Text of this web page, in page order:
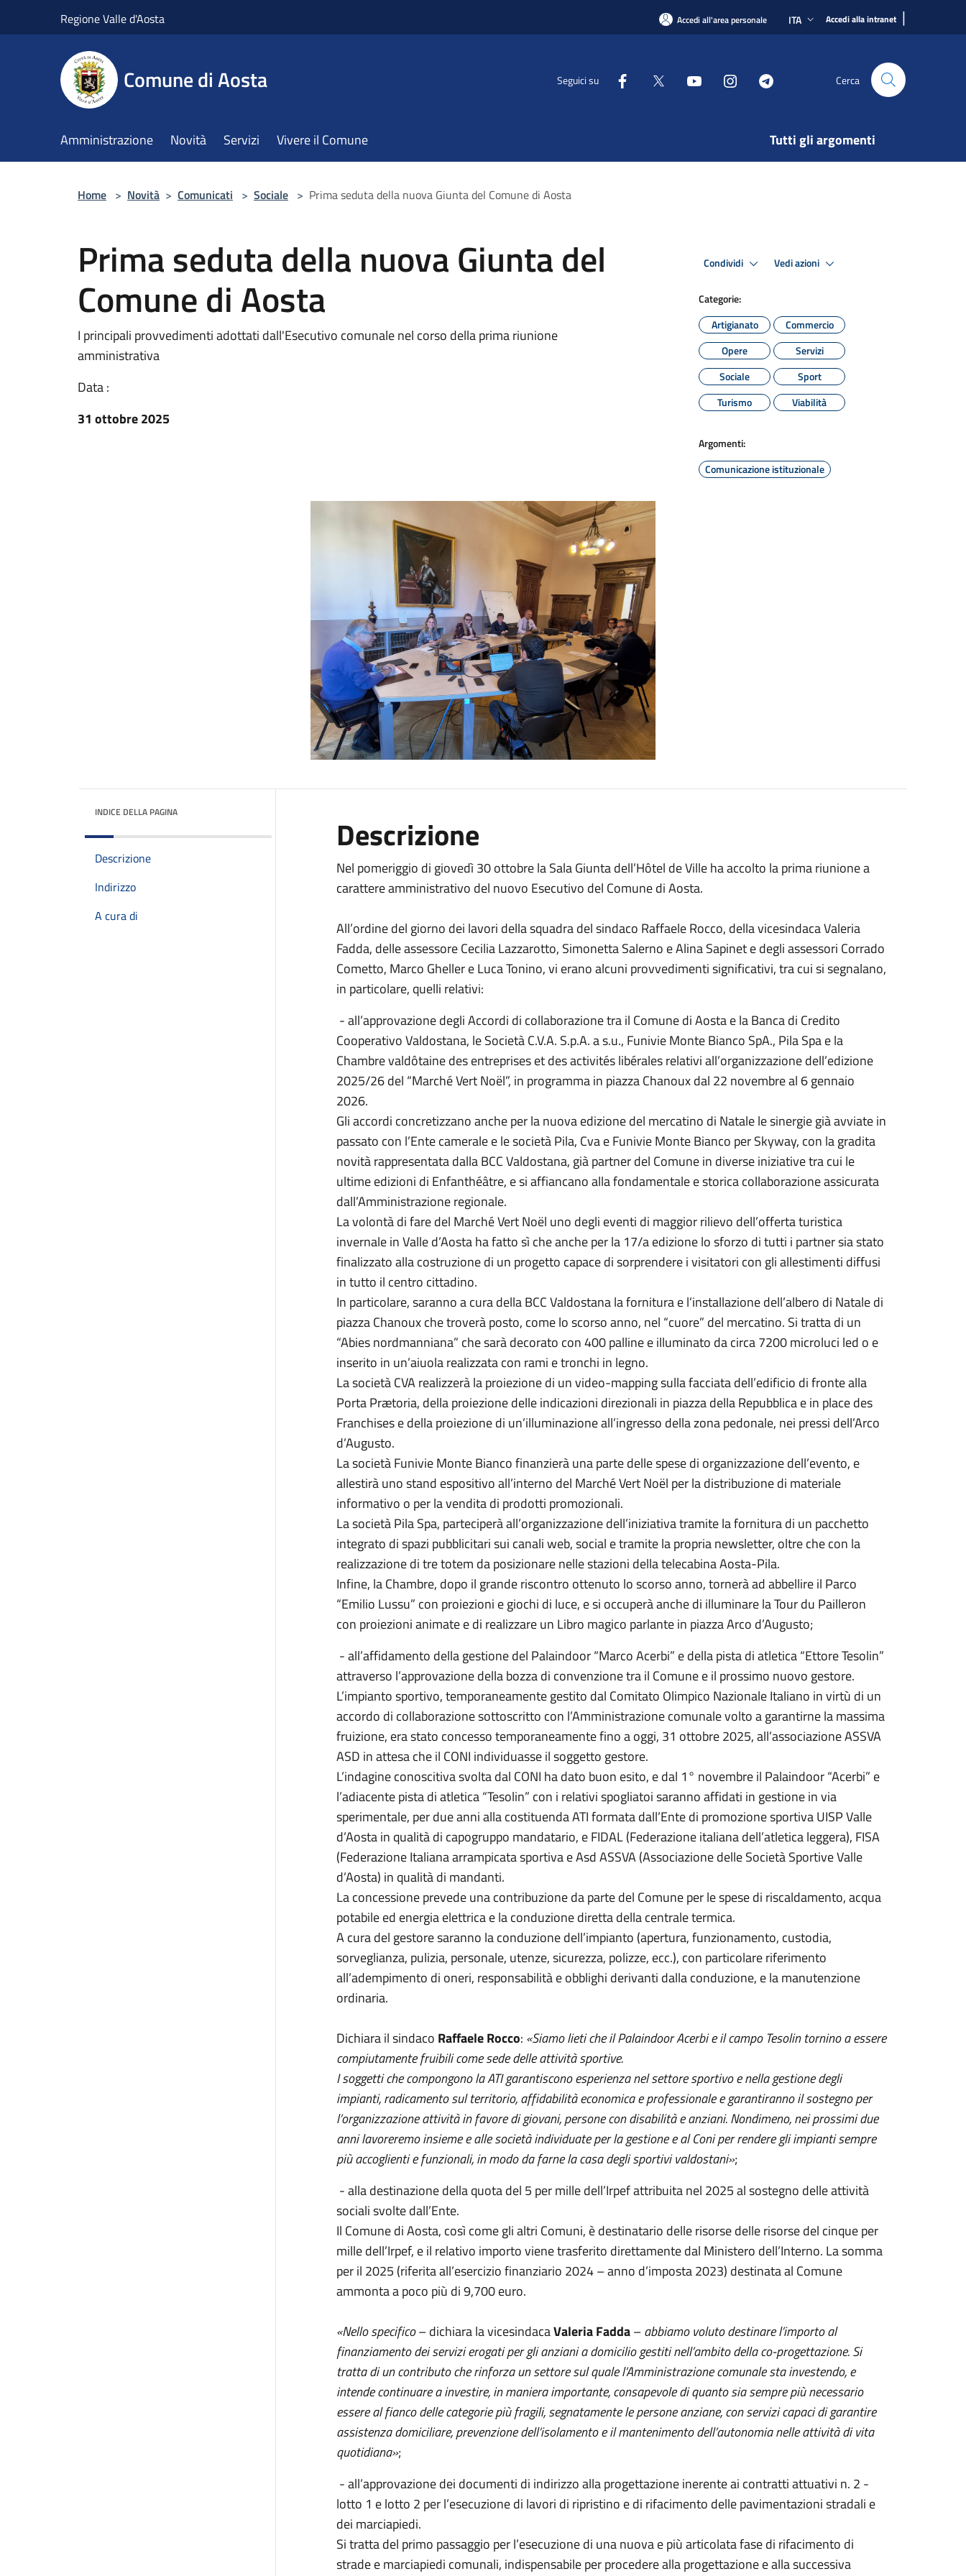
Regione Valle d'Aosta Accedi all'area personale ITA Accedi alla intranet |
Comune di Aosta Seguici su Cerca
Amministrazione Novità Servizi Vivere il Comune Tutti gli argomenti
Home > Novità > Comunicati > Sociale > Prima seduta della nuova Giunta del Comune di Aosta
Prima seduta della nuova Giunta del
Comune di Aosta
I principali provvedimenti adottati dall'Esecutivo comunale nel corso della prima riunione
amministrativa
Data :
31 ottobre 2025
Condividi Vedi azioni
Categorie:
Artigianato
Commercio
Opere
Servizi
Sociale
Sport
Turismo
Viabilità
Argomenti:
Comunicazione istituzionale
INDICE DELLA PAGINA
Descrizione
Indirizzo
A cura di
Descrizione
Nel pomeriggio di giovedì 30 ottobre la Sala Giunta dell’Hôtel de Ville ha accolto la prima riunione a
carattere amministrativo del nuovo Esecutivo del Comune di Aosta.
All’ordine del giorno dei lavori della squadra del sindaco Raffaele Rocco, della vicesindaca Valeria
Fadda, delle assessore Cecilia Lazzarotto, Simonetta Salerno e Alina Sapinet e degli assessori Corrado
Cometto, Marco Gheller e Luca Tonino, vi erano alcuni provvedimenti significativi, tra cui si segnalano,
in particolare, quelli relativi:
- all’approvazione degli Accordi di collaborazione tra il Comune di Aosta e la Banca di Credito
Cooperativo Valdostana, le Società C.V.A. S.p.A. a s.u., Funivie Monte Bianco SpA., Pila Spa e la
Chambre valdôtaine des entreprises et des activités libérales relativi all’organizzazione dell’edizione
2025/26 del “Marché Vert Noël”, in programma in piazza Chanoux dal 22 novembre al 6 gennaio
2026.
Gli accordi concretizzano anche per la nuova edizione del mercatino di Natale le sinergie già avviate in
passato con l’Ente camerale e le società Pila, Cva e Funivie Monte Bianco per Skyway, con la gradita
novità rappresentata dalla BCC Valdostana, già partner del Comune in diverse iniziative tra cui le
ultime edizioni di Enfanthéâtre, e si affiancano alla fondamentale e storica collaborazione assicurata
dall’Amministrazione regionale.
La volontà di fare del Marché Vert Noël uno degli eventi di maggior rilievo dell’offerta turistica
invernale in Valle d’Aosta ha fatto sì che anche per la 17/a edizione lo sforzo di tutti i partner sia stato
finalizzato alla costruzione di un progetto capace di sorprendere i visitatori con gli allestimenti diffusi
in tutto il centro cittadino.
In particolare, saranno a cura della BCC Valdostana la fornitura e l’installazione dell’albero di Natale di
piazza Chanoux che troverà posto, come lo scorso anno, nel “cuore” del mercatino. Si tratta di un
“Abies nordmanniana” che sarà decorato con 400 palline e illuminato da circa 7200 microluci led o e
inserito in un’aiuola realizzata con rami e tronchi in legno.
La società CVA realizzerà la proiezione di un video-mapping sulla facciata dell’edificio di fronte alla
Porta Prætoria, della proiezione delle indicazioni direzionali in piazza della Repubblica e in place des
Franchises e della proiezione di un’illuminazione all’ingresso della zona pedonale, nei pressi dell’Arco
d’Augusto.
La società Funivie Monte Bianco finanzierà una parte delle spese di organizzazione dell’evento, e
allestirà uno stand espositivo all’interno del Marché Vert Noël per la distribuzione di materiale
informativo o per la vendita di prodotti promozionali.
La società Pila Spa, parteciperà all’organizzazione dell’iniziativa tramite la fornitura di un pacchetto
integrato di spazi pubblicitari sui canali web, social e tramite la propria newsletter, oltre che con la
realizzazione di tre totem da posizionare nelle stazioni della telecabina Aosta-Pila.
Infine, la Chambre, dopo il grande riscontro ottenuto lo scorso anno, tornerà ad abbellire il Parco
“Emilio Lussu” con proiezioni e giochi di luce, e si occuperà anche di illuminare la Tour du Pailleron
con proiezioni animate e di realizzare un Libro magico parlante in piazza Arco d’Augusto;
- all’affidamento della gestione del Palaindoor “Marco Acerbi” e della pista di atletica “Ettore Tesolin”
attraverso l’approvazione della bozza di convenzione tra il Comune e il prossimo nuovo gestore.
L’impianto sportivo, temporaneamente gestito dal Comitato Olimpico Nazionale Italiano in virtù di un
accordo di collaborazione sottoscritto con l’Amministrazione comunale volto a garantirne la massima
fruizione, era stato concesso temporaneamente fino a oggi, 31 ottobre 2025, all’associazione ASSVA
ASD in attesa che il CONI individuasse il soggetto gestore.
L’indagine conoscitiva svolta dal CONI ha dato buon esito, e dal 1° novembre il Palaindoor “Acerbi” e
l’adiacente pista di atletica “Tesolin” con i relativi spogliatoi saranno affidati in gestione in via
sperimentale, per due anni alla costituenda ATI formata dall’Ente di promozione sportiva UISP Valle
d’Aosta in qualità di capogruppo mandatario, e FIDAL (Federazione italiana dell’atletica leggera), FISA
(Federazione Italiana arrampicata sportiva e Asd ASSVA (Associazione delle Società Sportive Valle
d’Aosta) in qualità di mandanti.
La concessione prevede una contribuzione da parte del Comune per le spese di riscaldamento, acqua
potabile ed energia elettrica e la conduzione diretta della centrale termica.
A cura del gestore saranno la conduzione dell’impianto (apertura, funzionamento, custodia,
sorveglianza, pulizia, personale, utenze, sicurezza, polizze, ecc.), con particolare riferimento
all’adempimento di oneri, responsabilità e obblighi derivanti dalla conduzione, e la manutenzione
ordinaria.
Dichiara il sindaco Raffaele Rocco: «Siamo lieti che il Palaindoor Acerbi e il campo Tesolin tornino a essere
compiutamente fruibili come sede delle attività sportive.
I soggetti che compongono la ATI garantiscono esperienza nel settore sportivo e nella gestione degli
impianti, radicamento sul territorio, affidabilità economica e professionale e garantiranno il sostegno per
l’organizzazione attività in favore di giovani, persone con disabilità e anziani. Nondimeno, nei prossimi due
anni lavoreremo insieme e alle società individuate per la gestione e al Coni per rendere gli impianti sempre
più accoglienti e funzionali, in modo da farne la casa degli sportivi valdostani»;
- alla destinazione della quota del 5 per mille dell’Irpef attribuita nel 2025 al sostegno delle attività
sociali svolte dall’Ente.
Il Comune di Aosta, così come gli altri Comuni, è destinatario delle risorse delle risorse del cinque per
mille dell’Irpef, e il relativo importo viene trasferito direttamente dal Ministero dell’Interno. La somma
per il 2025 (riferita all’esercizio finanziario 2024 – anno d’imposta 2023) destinata al Comune
ammonta a poco più di 9,700 euro.
«Nello specifico– dichiara la vicesindacaValeria Fadda–abbiamo voluto destinare l’importo al
finanziamento dei servizi erogati per gli anziani a domicilio gestiti nell’ambito della co-progettazione. Si
tratta di un contributo che rinforza un settore sul quale l’Amministrazione comunale sta investendo, e
intende continuare a investire, in maniera importante, consapevole di quanto sia sempre più necessario
essere al fianco delle categorie più fragili, segnatamente le persone anziane, con servizi capaci di garantire
assistenza domiciliare, prevenzione dell’isolamento e il mantenimento dell’autonomia nelle attività di vita
quotidiana»;
- all’approvazione dei documenti di indirizzo alla progettazione inerente ai contratti attuativi n. 2 -
lotto 1 e lotto 2 per l’esecuzione di lavori di ripristino e di rifacimento delle pavimentazioni stradali e
dei marciapiedi.
Si tratta del primo passaggio per l’esecuzione di una nuova e più articolata fase di rifacimento di
strade e marciapiedi comunali, indispensabile per procedere alla progettazione e alla successiva